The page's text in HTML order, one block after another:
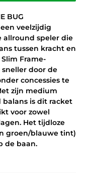
BUG
een veelzijdig
allround speler die
tussen kracht en
Frame-
door de
concessies te
zijn medium
is dit racket
voor zowel
Het tijdloze
groen/blauwe tint)
de baan.